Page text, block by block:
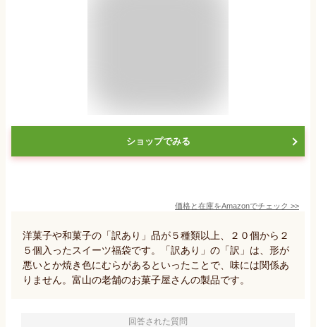
ショップでみる
価格と在庫をAmazonでチェック >>
洋菓子や和菓子の「訳あり」品が５種類以上、２０個から２
５個入ったスイーツ福袋です。「訳あり」の「訳」は、形が
悪いとか焼き色にむらがあるといったことで、味には関係あ
りません。富山の老舗のお菓子屋さんの製品です。
回答された質問